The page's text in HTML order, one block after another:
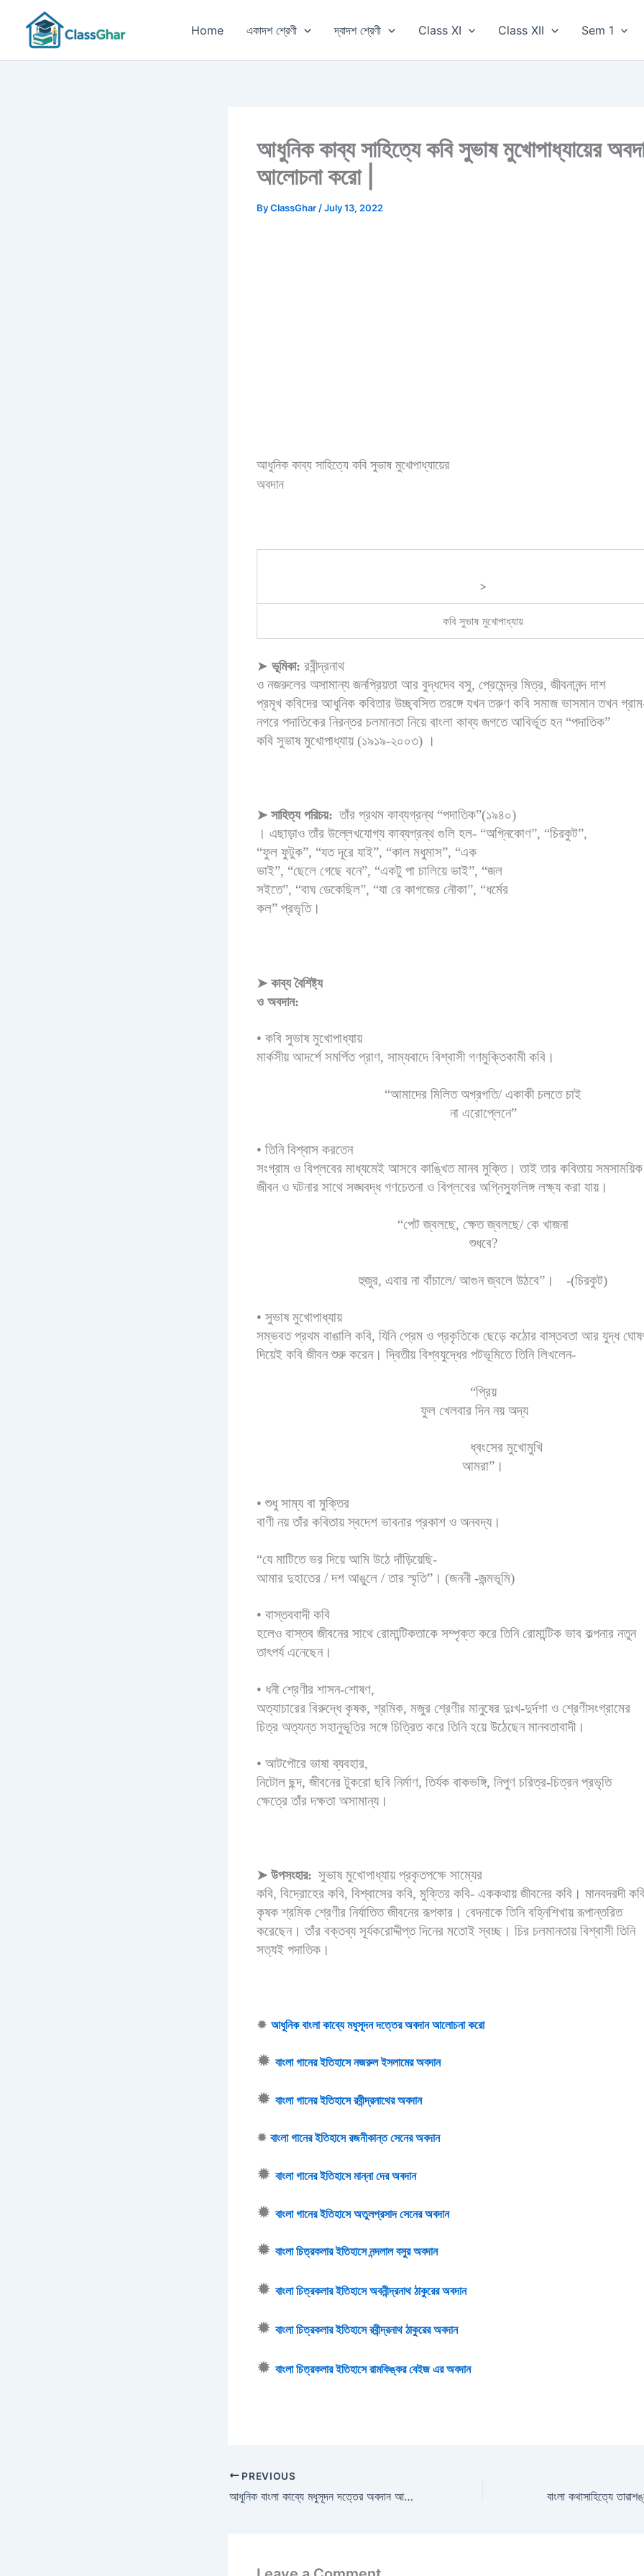
content
Home একাদশ শ্রেণী দ্বাদশ শ্রেণী Class XI Class XII Sem 1
আধুনিক কাব্য সাহিত্যে কবি সুভাষ মুখোপাধ্যায়ের
আলোচনা করো |
ByClassGhar /July 13, 2022
আধুনিক কাব্য সাহিত্যে কবি সুভাষ মুখোপাধ্যায়ের
অবদান
>
কবি সুভাষ মুখোপাধ্যায়
➤ ভূমিকা: রবীন্দ্রনাথ
ও নজরুলের অসামান্য জনপ্রিয়তা আর বুদ্ধদেব বসু, প্রেমেন্দ্র মিত্র, জীবনানন্দ দাশ
প্রমূখ কবিদের আধুনিক কবিতার উচ্ছ্বসিত তরঙ্গে যখন তরুণ কবি সমাজ ভাসমান তখন
নগরে পদাতিকের নিরন্তর চলমানতা নিয়ে বাংলা কাব্য জগতে আবির্ভূত হন “পদাতিক”
কবি সুভাষ মুখোপাধ্যায় (১৯১৯-২০০৩) ।
➤ সাহিত্য পরিচয়: তাঁর প্রথম কাব্যগ্রন্থ “পদাতিক”(১৯৪০)
। এছাড়াও তাঁর উল্লেখযোগ্য কাব্যগ্রন্থ গুলি হল- “অগ্নিকোণ”, “চিরকুট”,
“ফুল ফুটুক”, “যত দূরে যাই”, “কাল মধুমাস”, “এক
ভাই”, “ছেলে গেছে বনে”, “একটু পা চালিয়ে ভাই”, “জল
সইতে”, “বাঘ ডেকেছিল”, “যা রে কাগজের নৌকা”, “ধর্মের
কল” প্রভৃতি।
➤ কাব্য বৈশিষ্ট্য
ও অবদান:
• কবি সুভাষ মুখোপাধ্যায়
মার্কসীয় আদর্শে সমর্পিত প্রাণ, সাম্যবাদে বিশ্বাসী গণমুক্তিকামী কবি।
“আমাদের মিলিত অগ্রগতি/ একাকী চলতে চাই
না এরোপ্লেনে”
• তিনি বিশ্বাস করতেন
সংগ্রাম ও বিপ্লবের মাধ্যমেই আসবে কাঙ্খিত মানব মুক্তি। তাই তার কবিতায় সমসাময়িক
জীবন ও ঘটনার সাথে সঙ্ঘবদ্ধ গণচেতনা ও বিপ্লবের অগ্নিস্ফুলিঙ্গ লক্ষ্য করা যায়।
“পেট জ্বলছে, ক্ষেত জ্বলছে/ কে খাজনা
শুধবে?
হুজুর, এবার না বাঁচালে/ আগুন জ্বলে উঠবে”। -(চিরকুট)
• সুভাষ মুখোপাধ্যায়
সম্ভবত প্রথম বাঙালি কবি, যিনি প্রেম ও প্রকৃতিকে ছেড়ে কঠোর বাস্তবতা আর যুদ্ধ
দিয়েই কবি জীবন শুরু করেন। দ্বিতীয় বিশ্বযুদ্ধের পটভূমিতে তিনি লিখলেন-
“প্রিয়
ফুল খেলবার দিন নয় অদ্য
ধ্বংসের মুখোমুখি
আমরা”।
• শুধু সাম্য বা মুক্তির
বাণী নয় তাঁর কবিতায় স্বদেশ ভাবনার প্রকাশ ও অনবদ্য।
“যে মাটিতে ভর দিয়ে আমি উঠে দাঁড়িয়েছি-
আমার দুহাতের / দশ আঙুলে / তার স্মৃতি”। (জননী -জন্মভূমি)
• বাস্তববাদী কবি
হলেও বাস্তব জীবনের সাথে রোমান্টিকতাকে সম্পৃক্ত করে তিনি রোমান্টিক ভাব কল্পনার নতুন
তাৎপর্য এনেছেন।
• ধনী শ্রেণীর শাসন-শোষণ,
অত্যাচারের বিরুদ্ধে কৃষক, শ্রমিক, মজুর শ্রেণীর মানুষের দুঃখ-দুর্দশা ও শ্রেণীসংগ্রামের
চিত্র অত্যন্ত সহানুভূতির সঙ্গে চিত্রিত করে তিনি হয়ে উঠেছেন মানবতাবাদী।
• আটপৌরে ভাষা ব্যবহার,
নিটোল ছন্দ, জীবনের টুকরো ছবি নির্মাণ, তির্যক বাকভঙ্গি, নিপুণ চরিত্র-চিত্রন প্রভৃতি
ক্ষেত্রে তাঁর দক্ষতা অসামান্য।
➤ উপসংহার: সুভাষ মুখোপাধ্যায় প্রকৃতপক্ষে সাম্যের
কবি, বিদ্রোহের কবি, বিশ্বাসের কবি, মুক্তির কবি- এককথায় জীবনের কবি। মানবদরদী
কৃষক শ্রমিক শ্রেণীর নির্যাতিত জীবনের রূপকার। বেদনাকে তিনি বহ্নিশিখায় রূপান্তরিত
করেছেন। তাঁর বক্তব্য সূর্যকরোদ্দীপ্ত দিনের মতোই স্বচ্ছ। চির চলমানতায় বিশ্বাসী তিনি
সত্যই পদাতিক।
✹ আধুনিক বাংলা কাব্যে মধুসূদন দত্তের অবদান আলোচনা করো
✹ বাংলা গানের ইতিহাসে নজরুল ইসলামের অবদান
✹ বাংলা গানের ইতিহাসে রবীন্দ্রনাথের অবদান
✹ বাংলা গানের ইতিহাসে রজনীকান্ত সেনের অবদান
✹ বাংলা গানের ইতিহাসে মান্না দের অবদান
✹ বাংলা গানের ইতিহাসে অতুলপ্রসাদ সেনের অবদান
✹ বাংলা চিত্রকলার ইতিহাসে নন্দলাল বসুর অবদান
✹ বাংলা চিত্রকলার ইতিহাসে অবনীন্দ্রনাথ ঠাকুরের অবদান
✹ বাংলা চিত্রকলার ইতিহাসে রবীন্দ্রনাথ ঠাকুরের অবদান
✹ বাংলা চিত্রকলার ইতিহাসে রামকিঙ্কর বেইজ এর অবদান
PREVIOUS
আধুনিক বাংলা কাব্যে মধুসূদন দত্তের অবদান আলোচনা করো |